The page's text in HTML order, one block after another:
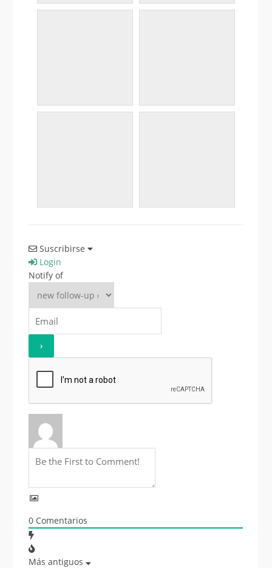
Suscribirse
Login
Notify of
0Comentarios
Más antiguos